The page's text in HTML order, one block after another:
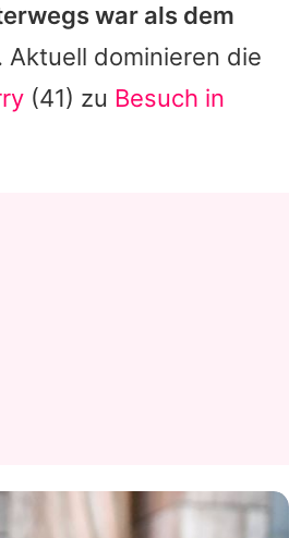
war als dem
Aktuell dominieren die
(41) zu Besuch in